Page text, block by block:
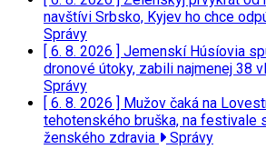
navštívi Srbsko, Kyjev ho chce
Správy
[ 6. 8. 2026 ] Jemenskí Húsíovia
dronové útoky, zabili najmenej 38
Správy
[ 6. 8. 2026 ] Mužov čaká na
tehotenského bruška, na festivale
ženského zdravia
Správy